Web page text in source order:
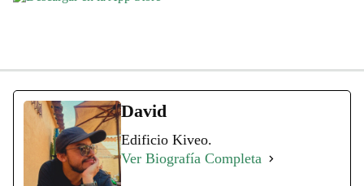
David
Edificio Kiveo.
Ver Biografía Completa